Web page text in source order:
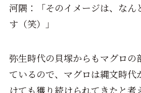
河隅：「そのイメージは、なん
す（笑）」
弥生時代の貝塚からもマグロの
ているので、マグロは縄文時代
けても獲り続けられてきたと考